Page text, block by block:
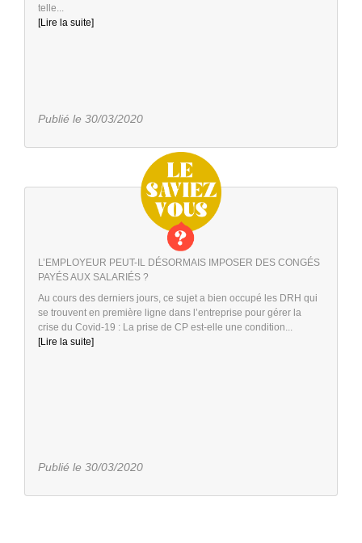
telle...
[Lire la suite]
Publié le 30/03/2020
L’EMPLOYEUR PEUT-IL DÉSORMAIS IMPOSER DES CONGÉS
PAYÉS AUX SALARIÉS ?
Au cours des derniers jours, ce sujet a bien occupé les DRH qui
se trouvent en première ligne dans l’entreprise pour gérer la
crise du Covid-19 : La prise de CP est-elle une condition...
[Lire la suite]
Publié le 30/03/2020